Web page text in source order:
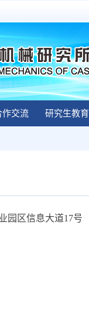
作交流 研究生教育
园区信息大道17号